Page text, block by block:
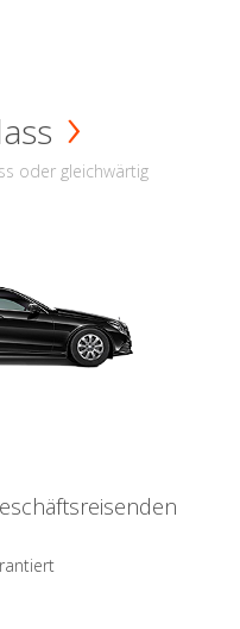
oder gleichwärtig